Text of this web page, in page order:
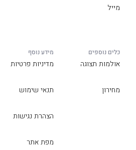
מייל
כלים נוספים
אולמות תצוגה
מחירון
מידע נוסף
מדיניות פרטיות
תנאי שימוש
הצהרת נגישות
מפת אתר